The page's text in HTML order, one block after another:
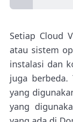
Setiap Cloud
atau sistem
instalasi dan
juga berbeda.
yang
yang